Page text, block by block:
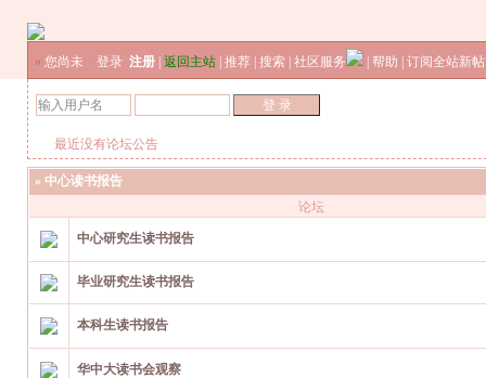
» 您尚未 登录 注册 返回主站 推荐 搜索 社区服务 帮助 订阅全站新帖
最近没有论坛公告
» 中心读书报告
论坛
中心研究生读书报告
毕业研究生读书报告
本科生读书报告
华中大读书会观察